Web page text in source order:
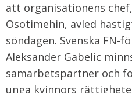
att organisationens
Osotimehin, avled
söndagen. Svenska FN-
Aleksander Gabelic
samarbetspartner och
unga kvinnors